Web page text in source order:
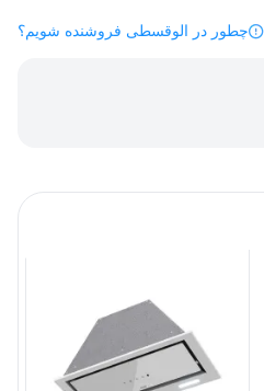
چطور در الوقسطی فروشنده شویم؟